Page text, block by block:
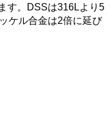
す。DSSは316Lより5
ケル合金は2倍に延び